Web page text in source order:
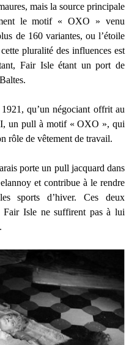
mais la source principale
le motif « OXO » venu
de 160 variantes, ou l’étoile
pluralité des influences est
Fair Isle étant un port de
qu’un négociant offrit au
un pull à motif « OXO », qui
rôle de vêtement de travail.
porte un pull jacquard dans
et contribue à le rendre
sports d’hiver. Ces deux
Fair Isle ne suffirent pas à lui